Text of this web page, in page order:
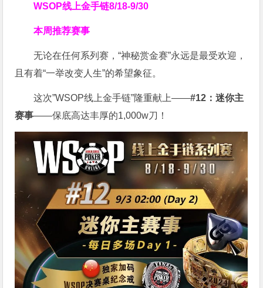
WSOP线上金手链8/18-9/30
本周推荐赛事
无论在任何系列赛，“神秘赏金赛”永远是最受欢迎，
且有着“一举改变人生”的希望象征。
这次”WSOP线上金手链”隆重献上——#12：迷你主
赛事——保底高达丰厚的1,000w刀！